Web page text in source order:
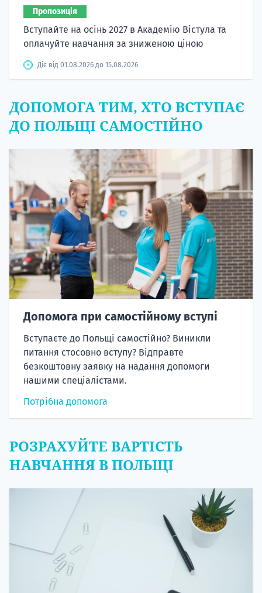
Пропозиція
Вступайте на осінь 2027 в Академію Вістула та
оплачуйте навчання за зниженою ціною
Діє від 01.08.2026 до 15.08.2026
ДОПОМОГА ТИМ, ХТО ВСТУПАЄ
ДО ПОЛЬЩІ САМОСТІЙНО
Допомога при самостійному вступі
Вступаєте до Польщі самостійно? Виникли
питання стосовно вступу? Відправте
безкоштовну заявку на надання допомоги
нашими спеціалістами.
Потрібна допомога
РОЗРАХУЙТЕ ВАРТІСТЬ
НАВЧАННЯ В ПОЛЬЩІ